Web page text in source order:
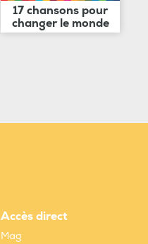
17 chansons pour
changer le monde
Accès direct
Mag